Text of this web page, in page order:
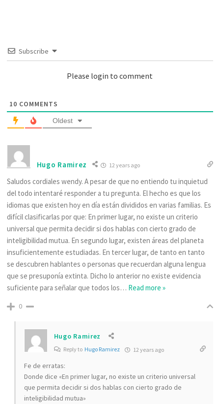
Subscribe
Please login to comment
10 COMMENTS
Oldest
Hugo Ramirez 12 years ago
Saludos cordiales wendy. A pesar de que no entiendo tu inquietud
del todo intentaré responder a tu pregunta. El hecho es que los
idiomas que existen hoy en día están divididos en varias familias. Es
difícil clasificarlas por que: En primer lugar, no existe un criterio
universal que permita decidir si dos hablas con cierto grado de
inteligibilidad mutua. En segundo lugar, existen áreas del planeta
insuficientemente estudiadas. En tercer lugar, de tanto en tanto
se descubren hablantes o personas que recuerdan alguna lengua
que se presuponía extinta. Dicho lo anterior no existe evidencia
suficiente para señalar que todos los… Read more »
0
Hugo Ramirez
Reply to Hugo Ramirez 12 years ago
Fe de erratas:
Donde dice «En primer lugar, no existe un criterio universal
que permita decidir si dos hablas con cierto grado de
inteligibilidad mutua»